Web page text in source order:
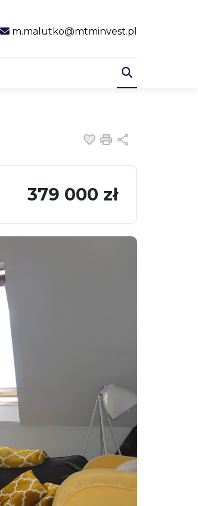
m.malutko@mtminvest.pl
Dodaj do
Drukuj
379 000 zł